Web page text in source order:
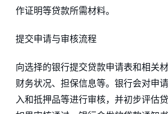
作证明等贷款所需材料。
提交申请与审核流程
向选择的银行提交贷款申请表和相关
财务状况、担保信息等。银行会对申
入和抵押品等进行审核，并初步评估